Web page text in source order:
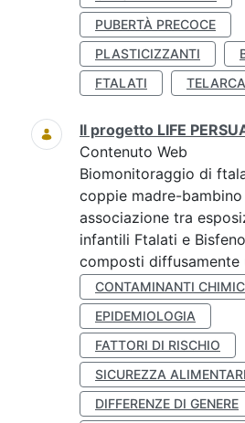
PUBERTÀ PRECOCE
PLASTICIZZANTI
FTALATI
Il progetto LIFE
Contenuto Web
Biomonitoraggio di
coppie madre-
associazione tra
infantili Ftalati e
composti diffusamente
CONTAMINANTI
EPIDEMIOLOGIA
FATTORI DI RISCHIO
SICUREZZA
DIFFERENZE DI GENERE